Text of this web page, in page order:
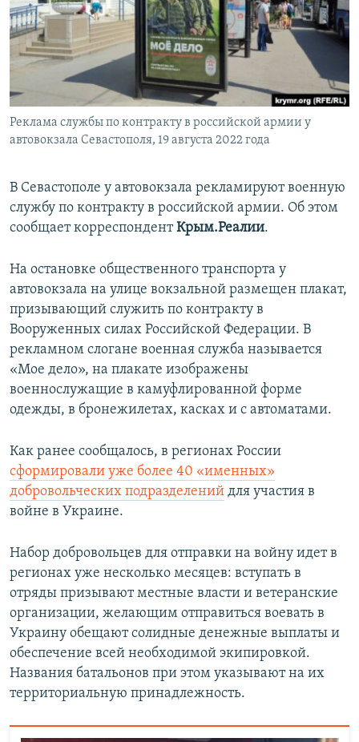
ПОБЕДИТЕЛЕЙ НЕ СУДЯТ?
КРЫМ.НЕПОКОРЕННЫЙ
УКРАИНСКАЯ ПРОБЛЕМА КРЫМА
ПРИСОЕДИНЯЙТЕСЬ!
Все сайты RFE/RL
Реклама службы по контракту в российской армии у
автовокзала Севастополя, 19 августа 2022 года
В Севастополе у автовокзала рекламируют военную
службу по контракту в российской армии. Об этом
сообщает корреспондентКрым.Реалии.
На остановке общественного транспорта у
автовокзала на улице вокзальной размещен плакат,
призывающий служить по контракту в
Вооруженных силах Российской Федерации. В
рекламном слогане военная служба называется
«Мое дело», на плакате изображены
военнослужащие в камуфлированной форме
одежды, в бронежилетах, касках и с автоматами.
Как ранее сообщалось, в регионах России
сформировали уже более 40 «именных»
добровольческих подразделений для участия в
войне в Украине.
Набор добровольцев для отправки на войну идет в
регионах уже несколько месяцев: вступать в
отряды призывают местные власти и ветеранские
организации, желающим отправиться воевать в
Украину обещают солидные денежные выплаты и
обеспечение всей необходимой экипировкой.
Названия батальонов при этом указывают на их
территориальную принадлежность.